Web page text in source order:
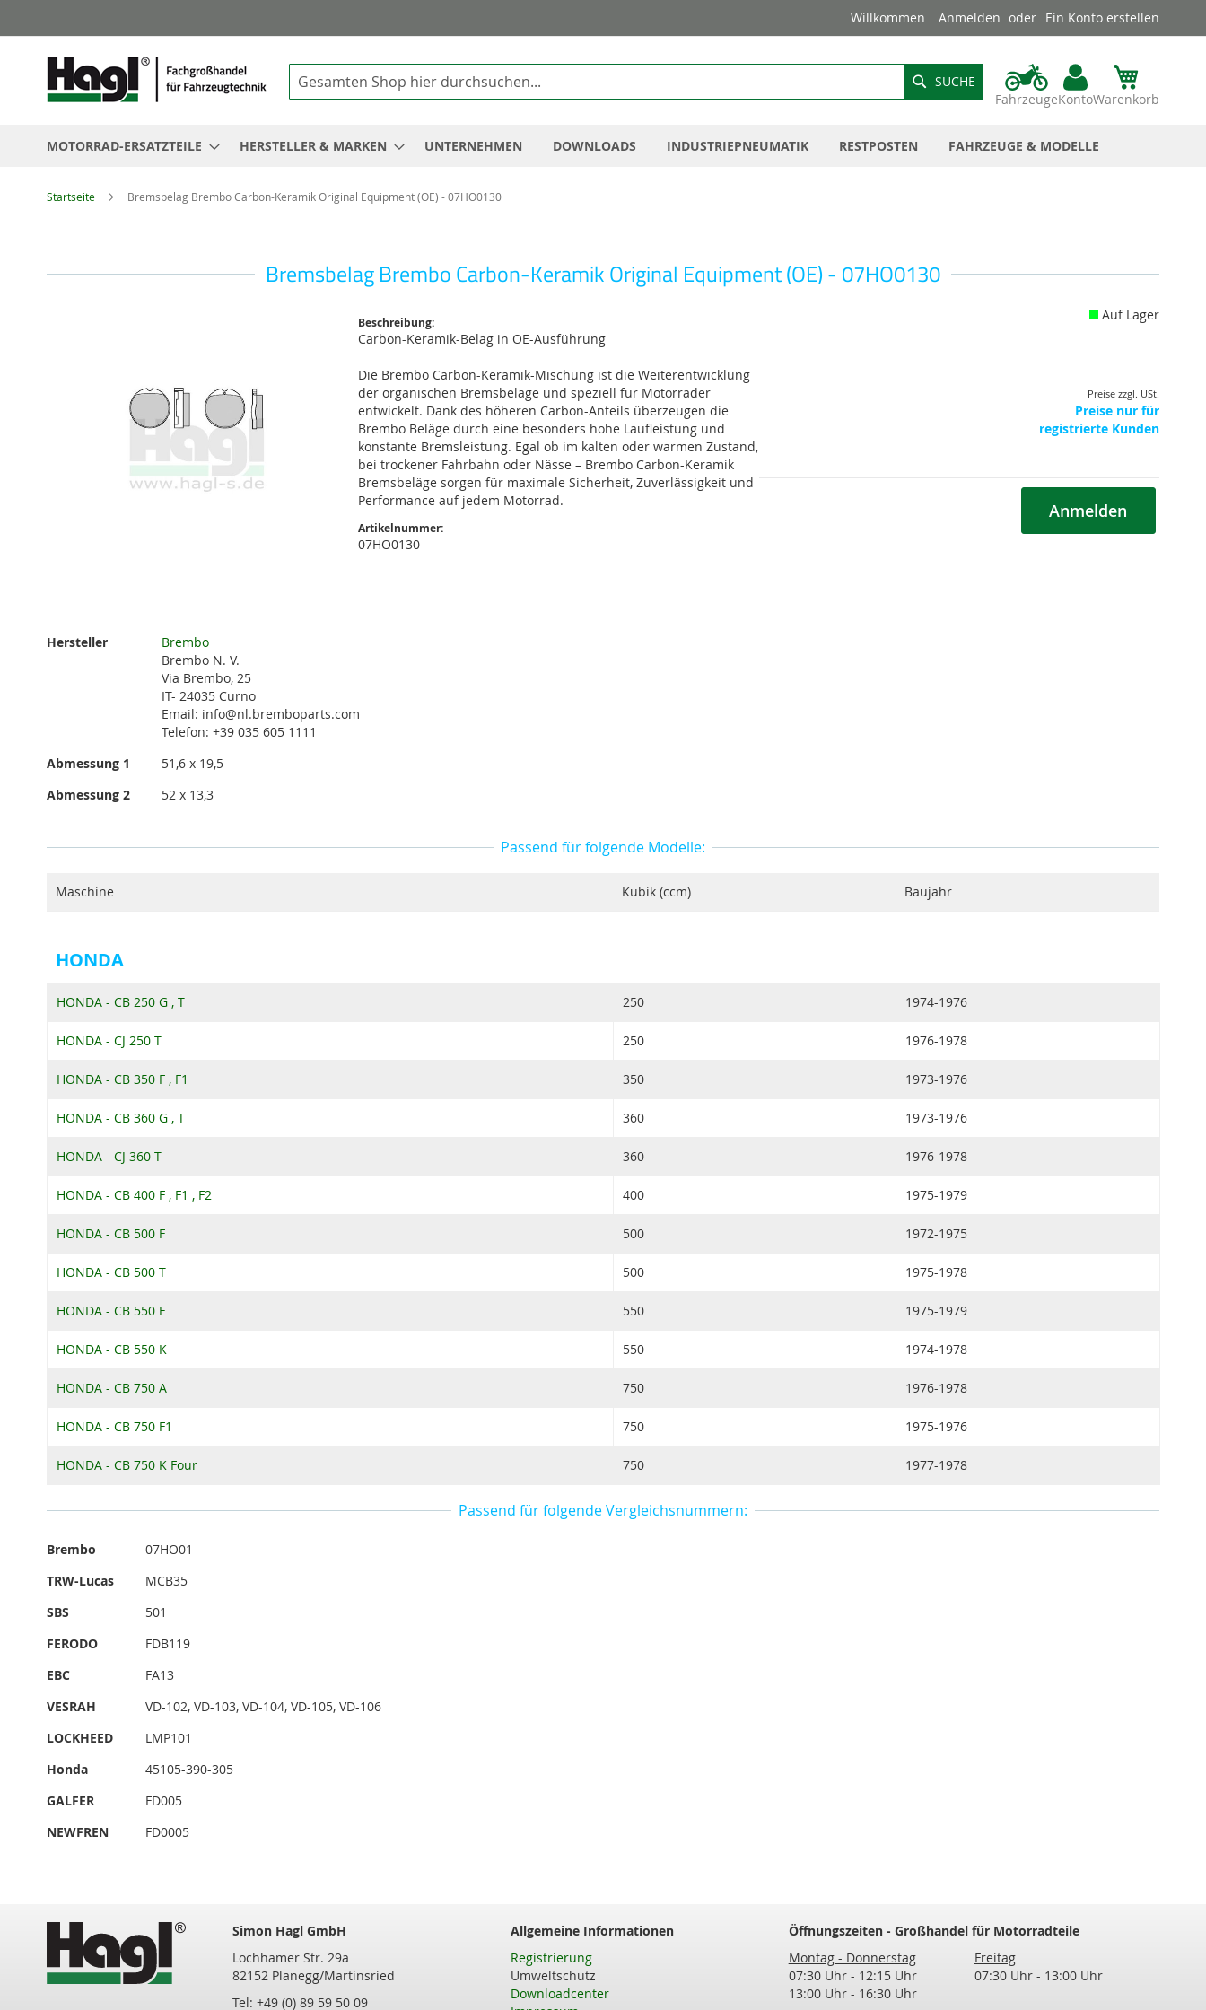
Inhalt
Willkommen Anmelden Ein Konto erstellen
FahrzeugeKontoWarenkorb
SUCHE
MOTORRAD-ERSATZTEILE HERSTELLER & MARKEN UNTERNEHMEN DOWNLOADS INDUSTRIEPNEUMATIK RESTPOSTEN FAHRZEUGE & MODELLE
Startseite Bremsbelag Brembo Carbon-Keramik Original Equipment (OE) - 07HO0130
Bremsbelag Brembo Carbon-Keramik Original Equipment (OE) - 07HO0130
der
Beschreibung:
Carbon-Keramik-Belag in OE-Ausführung
Die Brembo Carbon-Keramik-Mischung ist die Weiterentwicklung
der organischen Bremsbeläge und speziell für Motorräder
entwickelt. Dank des höheren Carbon-Anteils überzeugen die
Brembo Beläge durch eine besonders hohe Laufleistung und
konstante Bremsleistung. Egal ob im kalten oder warmen Zustand,
bei trockener Fahrbahn oder Nässe – Brembo Carbon-Keramik
Bremsbeläge sorgen für maximale Sicherheit, Zuverlässigkeit und
Performance auf jedem Motorrad.
Artikelnummer:
07HO0130
Auf Lager
Preise zzgl. USt.
Preise nur für
registrierte Kunden
Anmelden
Weitere
Hersteller
Brembo
Brembo N. V.
Via Brembo, 25
IT- 24035 Curno
Email: info@nl.bremboparts.com
Telefon: +39 035 605 1111
Abmessung 1
51,6 x 19,5
Abmessung 2
52 x 13,3
Passend für folgende Modelle:
Maschine Kubik (ccm) Baujahr
HONDA
HONDA - CB 250 G , T 250 1974-1976
HONDA - CJ 250 T 250 1976-1978
HONDA - CB 350 F , F1 350 1973-1976
HONDA - CB 360 G , T 360 1973-1976
HONDA - CJ 360 T 360 1976-1978
HONDA - CB 400 F , F1 , F2 400 1975-1979
HONDA - CB 500 F 500 1972-1975
HONDA - CB 500 T 500 1975-1978
HONDA - CB 550 F 550 1975-1979
HONDA - CB 550 K 550 1974-1978
HONDA - CB 750 A 750 1976-1978
HONDA - CB 750 F1 750 1975-1976
HONDA - CB 750 K Four 750 1977-1978
Passend für folgende Vergleichsnummern:
Passend
folgende
Brembo
07HO01
TRW-Lucas
MCB35
SBS
501
FERODO
FDB119
EBC
FA13
VESRAH
VD-102, VD-103, VD-104, VD-105, VD-106
LOCKHEED
LMP101
Honda
45105-390-305
GALFER
FD005
NEWFREN
FD0005
Simon Hagl GmbH
Lochhamer Str. 29a
82152 Planegg/Martinsried
Tel: +49 (0) 89 59 50 09
Allgemeine Informationen
Registrierung
Umweltschutz
Downloadcenter
Öffnungszeiten - Großhandel für Motorradteile
Montag - Donnerstag
Freitag
07:30 Uhr - 12:15 Uhr
13:00 Uhr - 16:30 Uhr
07:30 Uhr - 13:00 Uhr